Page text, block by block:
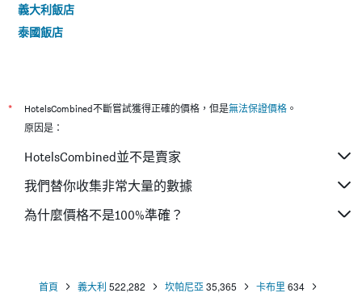
義大利飯店
泰國飯店
* HotelsCombined不斷嘗試獲得正確的價格，但是無法保證價格 。
原因是：
HotelsCombined並不是賣家
我們替你收集非常大量的數據
為什麼價格不是100%準確？
首頁 義大利 522,282 坎帕尼亞 35,365 卡布里 634